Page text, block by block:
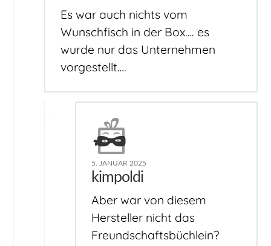
Es war auch nichts vom
Wunschfisch in der Box…. es
wurde nur das Unternehmen
vorgestellt….
5. JANUAR 2025
kimpoldi
Aber war von diesem
Hersteller nicht das
Freundschaftsbüchlein?